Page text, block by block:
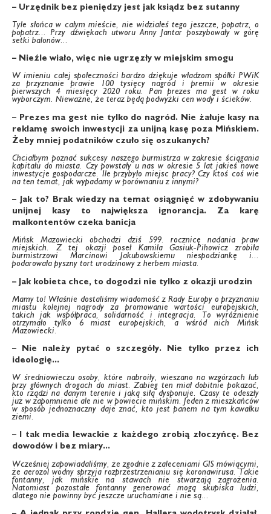
– Urzędnik bez pieniędzy jest jak ksiądz bez sutanny
Tyle słońca w całym mieście, nie widziałeś tego jeszcze, popatrz, o
popatrz... Przy dźwiękach utworu Anny Jantar poszybowały w górę
setki balonów...
– Nieźle wiało, więc nie ugrzęzły w miejskim smogu
W imieniu całej społeczności bardzo dziękuje władzom spółki PWiK
za przyznanie prawie 100 tysięcy nagród i premii w okresie
pierwszych 4 miesięcy 2020 roku. Pan prezes ma gest w roku
wyborczym. Nieważne, że teraz będą podwyżki cen wody i ścieków.
– Prezes ma gest nie tylko do nagród. Nie żałuje kasy na
reklamę swoich inwestycji za unijną kasę poza Mińskiem.
Żeby mniej podatników czuło się oszukanych?
Chciałbym poznać sukcesy naszego burmistrza w zakresie ściągania
kapitału do miasta. Czy powstały u nas w okresie 5 lat jakieś nowe
inwestycje gospodarcze. Ile przybyło miejsc pracy? Czy ktoś coś wie
na ten temat, jak wypadamy w porównaniu z innymi?
– Jak to? Brak wiedzy na temat osiągnięć w zdobywaniu
unijnej kasy to największa ignorancja. Za karę
malkontentów czeka banicja
Mińsk Mazowiecki obchodzi dziś 599. rocznicę nadania praw
miejskich. Z tej okazji poseł Kamila Gasiuk-Pihowicz zrobiła
burmistrzowi Marcinowi Jakubowskiemu niespodziankę i...
podarowała pyszny tort urodzinowy z herbem miasta.
– Jak kobieta chce, to dogodzi nie tylko z okazji urodzin
Mamy to! Właśnie dostaliśmy wiadomość z Rady Europy o przyznaniu
miastu kolejnej nagrody za promowanie wartości europejskich,
takich jak współpraca, solidarność i integracja. To wyróżnienie
otrzymało tylko 6 miast europejskich, a wśród nich Mińsk
Mazowiecki.
– Nie należy pytać o szczegóły. Nie tylko przez ich
ideologię...
W średniowieczu osoby, które nabroiły, wieszano na wzgórzach lub
przy głównych drogach do miast. Zabieg ten miał dobitnie pokazać,
kto rządzi na danym terenie i jaką siłą dysponuje. Czasy te odeszły
już w zapomnienie ale nie w powiecie mińskim. Jeden z mieszkańców
w sposób jednoznaczny daje znać, kto jest panem na tym kawałku
ziemi.
– I tak media lewackie z każdego zrobią złoczyńcę. Bez
dowodów i bez miary...
Wcześniej zapowiadaliśmy, że zgodnie z zaleceniami GIS mówiącymi,
że aerozol wodny sprzyja rozprzestrzenianiu się koronawirusa. Takie
fontanny, jak mińskie na stawach nie stwarzają zagrożenia.
Natomiast pozostałe fontanny generować mogą skupiska ludzi,
dlatego nie powinny być jeszcze uruchamiane i nie są...